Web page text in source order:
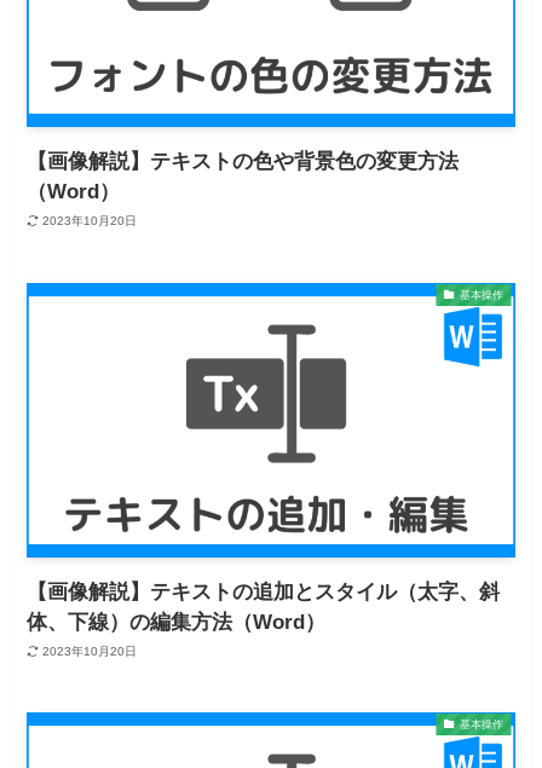
【画像解説】テキストの色や背景色の変更方法
（Word）
2023年10月20日
基本操作
【画像解説】テキストの追加とスタイル（太字、斜
体、下線）の編集方法（Word）
2023年10月20日
基本操作